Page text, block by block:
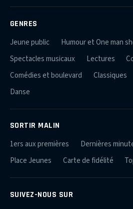
GENRES
Jeune public
Humour et One man
Spectacles musicaux
Lectures
Comédies et boulevard
Classiques
Danse
SORTIR MALIN
1ers aux premières Dernières
Place Jeunes
Carte de fidélité
SUIVEZ-NOUS SUR